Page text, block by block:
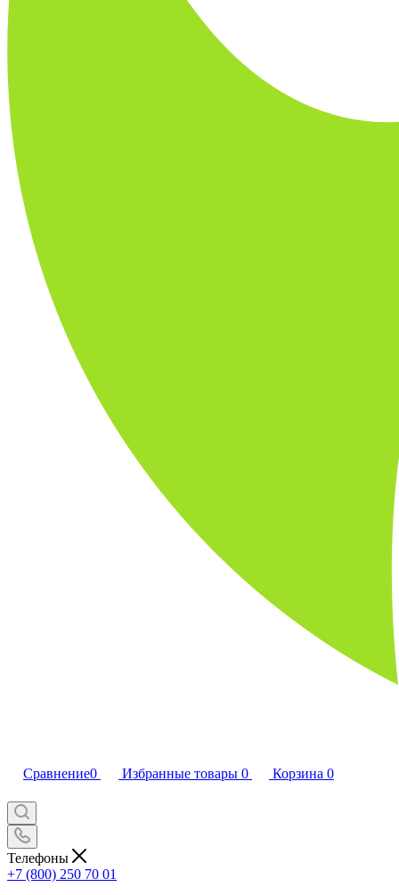
Сравнение0 Избранные товары 0 Корзина 0
Телефоны
+7 (800) 250 70 01